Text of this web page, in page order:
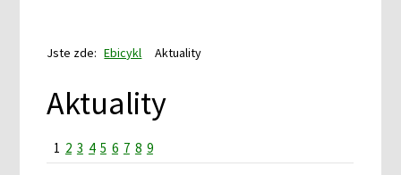
Jste zde: Ebicykl Aktuality
Aktuality
1 2 3 4 5 6 7 8 9